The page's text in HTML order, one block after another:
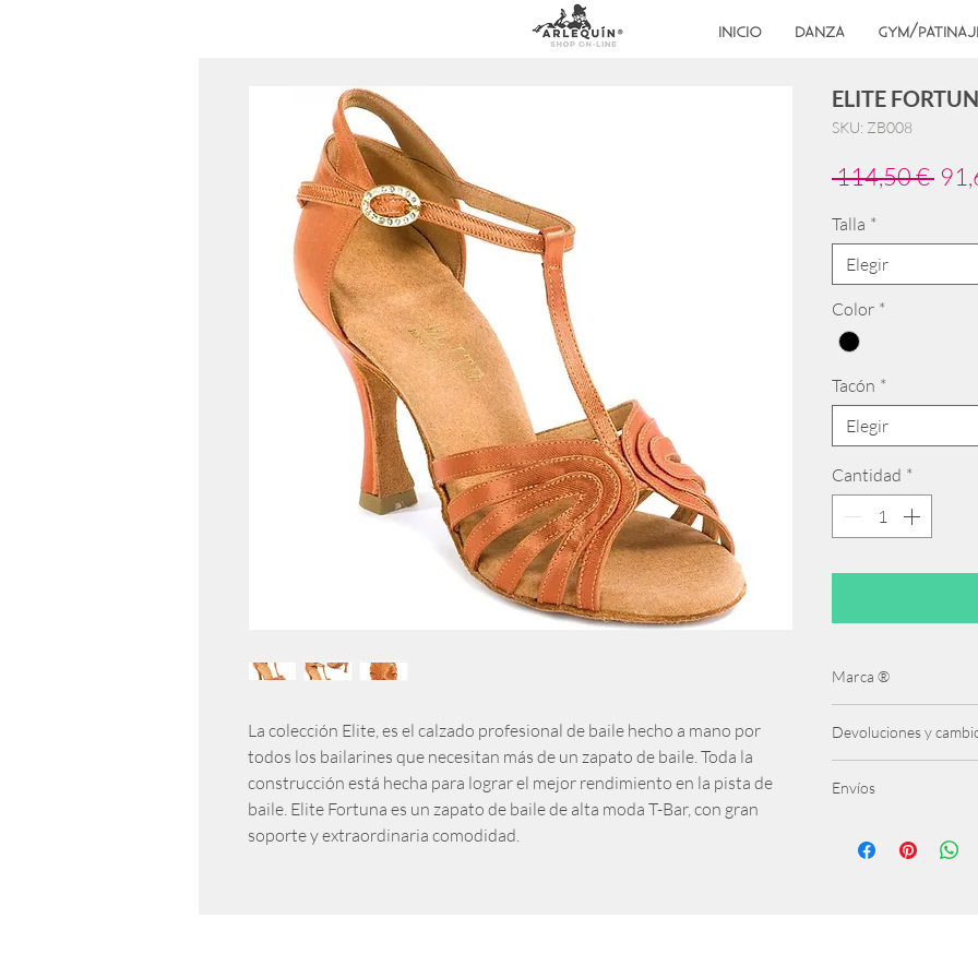
INICIO DANZA GYM/
La colección Elite, es el calzado profesional de baile hecho a mano por
todos los bailarines que necesitan más de un zapato de baile. Toda la
construcción está hecha para lograr el mejor rendimiento en la pista de
baile. Elite Fortuna es un zapato de baile de alta moda T-Bar, con gran
soporte y extraordinaria comodidad.
ELITE
SKU: ZB008
114,50 €
Talla *
Elegir
Color *
Tacón *
Elegir
Cantidad *
Marca ®
Devoluciones y
producto debe ser
Envíos
Baleares)